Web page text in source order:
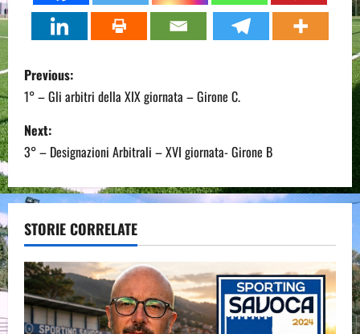
P
o
s
t
n
a
v
i
Previous:
1° – Gli arbitri della XIX giornata – Girone C.
Next:
3° – Designazioni Arbitrali – XVI giornata- Girone B
STORIE CORRELATE